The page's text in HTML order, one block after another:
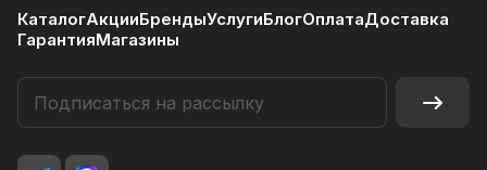
КаталогАкцииБрендыУслугиБлогОплатаДоставка
ГарантияМагазины